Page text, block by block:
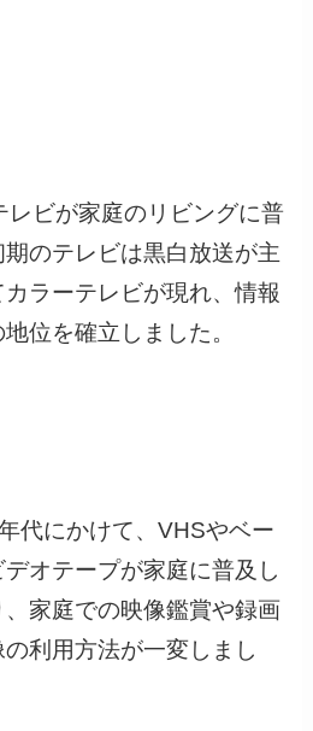
レビが家庭のリビングに普
のテレビは黒白放送が主
ラーテレビが現れ、情報
位を確立しました。
代にかけて、VHSやベー
オテープが家庭に普及し
家庭での映像鑑賞や録画
利用方法が一変しまし